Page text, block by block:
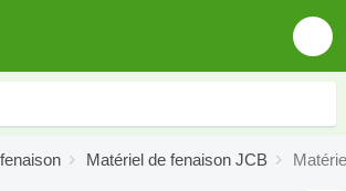
Matériel de fenaison JCB